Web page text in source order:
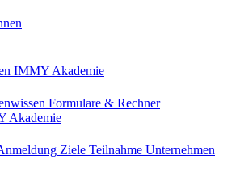
IMMY Akademie
Formulare & Rechner
Akademie
Ziele Teilnahme Unternehmen